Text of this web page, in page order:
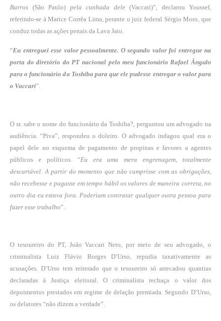
Barros (São Paulo) pela cunhada dele (Vaccari)”, declarou Youssef,
referindo-se à Marice Corrêa Lima, perante o juiz federal Sérgio Moro, que
conduz todas as ações penais da Lava Jato.
“Eu entreguei esse valor pessoalmente. O segundo valor foi entregue na
porta do diretório do PT nacional pelo meu funcionário Rafael Ângulo
para o funcionário da Toshiba para que ele pudesse entregar o valor para
o Vaccari”.
O sr. sabe o nome do funcionário da Toshiba?, perguntou um advogado na
audiência. “Piva”, respondeu o doleiro. O advogado indagou qual era o
papel dele no esquema de pagamento de propinas e favores a agentes
públicos e políticos. “Eu era uma mera engrenagem, totalmente
descartável. A partir do momento que não cumprisse com as obrigações,
não recebesse e pagasse em tempo hábil os valores de maneira correta, no
outro dia eu estava fora. Poderiam contratar qualquer outra pessoa para
fazer esse trabalho”.
O tesoureiro do PT, João Vaccari Neto, por meio de seu advogado, o
criminalista Luiz Flávio Borges D’Urso, repudia taxativamente as
acusações. D’Urso tem reiterado que o tesoureiro só arrecadou quantias
declaradas à Justiça eleitoral. O criminalista rechaça o valor dos
depoimentos prestados em regime de delação premiada. Segundo D’Urso,
os delatores “não dizem a verdade”.